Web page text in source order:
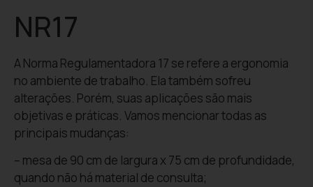
NR17
A Norma Regulamentadora 17 se refere a ergonomia
no ambiente de trabalho. Ela também sofreu
alterações. Porém, suas aplicações são mais
objetivas e práticas. Vamos mencionar todas as
principais mudanças:
– mesa de 90 cm de largura x 75 cm de profundidade,
quando não há material de consulta;